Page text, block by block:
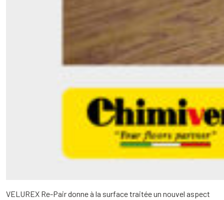
VELUREX Re-Pair donne à la surface traitée un nouvel aspect